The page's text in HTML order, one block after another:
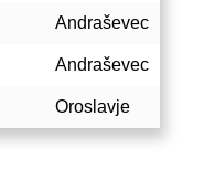
Andraševec
Andraševec
Oroslavje